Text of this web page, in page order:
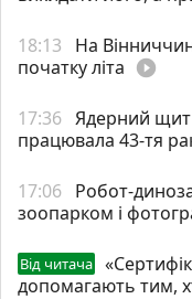
18:13
На
початку літа play_circle_filled
17:36 Ядерний щит
працювала 43-тя
17:06 Робот-
зоопарком і
Від читача
допомагають тим,